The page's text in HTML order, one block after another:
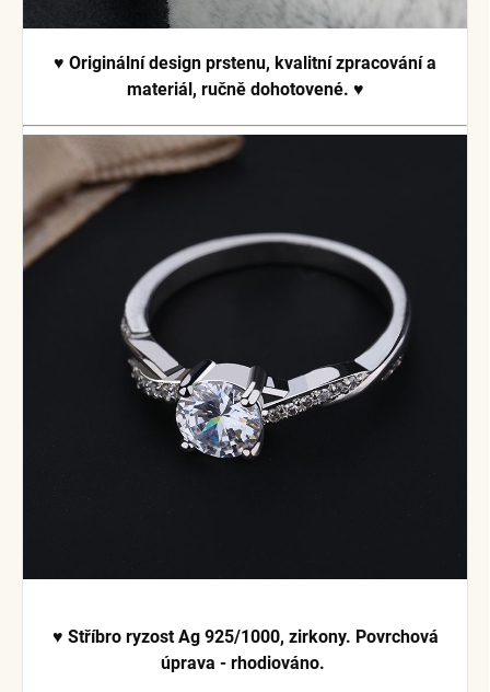
♥ Originální design prstenu, kvalitní zpracování a
materiál, ručně dohotovené. ♥
♥ Stříbro ryzost Ag 925/1000, zirkony. Povrchová
úprava - rhodiováno.